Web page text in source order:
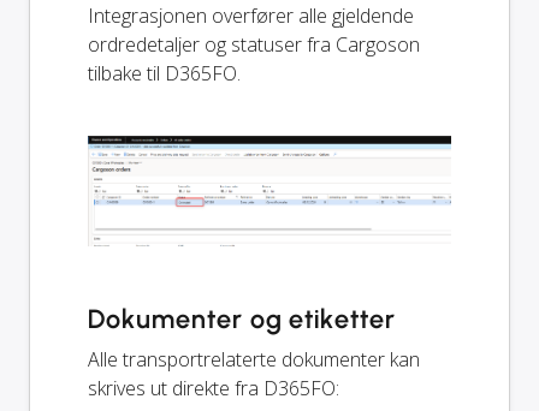
Integrasjonen overfører alle gjeldende
ordredetaljer og statuser fra Cargoson
tilbake til D365FO.
Dokumenter og etiketter
Alle transportrelaterte dokumenter kan
skrives ut direkte fra D365FO: